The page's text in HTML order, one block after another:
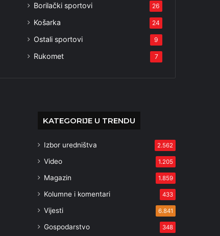
Borilački sportovi 26
Košarka 24
Ostali sportovi 9
Rukomet 7
KATEGORIJE U TRENDU
Izbor uredništva 2.562
Video 1.205
Magazin 1.859
Kolumne i komentari 433
Vijesti 6.841
Gospodarstvo 348